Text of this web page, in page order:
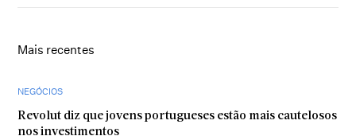
Mais recentes
NEGÓCIOS
Revolut diz que jovens portugueses estão mais cautelosos
nos investimentos